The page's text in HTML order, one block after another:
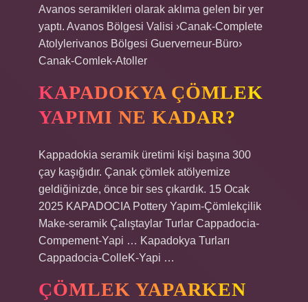
Avanos seramikleri olarak aklıma gelen bir yer
yaptı. Avanos Bölgesi Valisi ›Canak-Complete
Atolylerivanos Bölgesi Guerverneur-Büro›
Canak-Comlek-Atoller
KAPADOKYA ÇÖMLEK
YAPIMI NE KADAR?
Kappadokia seramik üretimi kişi başına 300
çay kaşığıdır. Çanak çömlek atölyemize
geldiğinizde, önce bir ses çıkardık. 15 Ocak
2025 KAPADOCIA Pottery Yapım-Çömlekçilik
Make-seramik Çalıştaylar Turlar Cappadocia-
Compement-Yapi … Kapadokya Turları
Cappadocia-ColleK-Yapi …
ÇÖMLEK YAPARKEN